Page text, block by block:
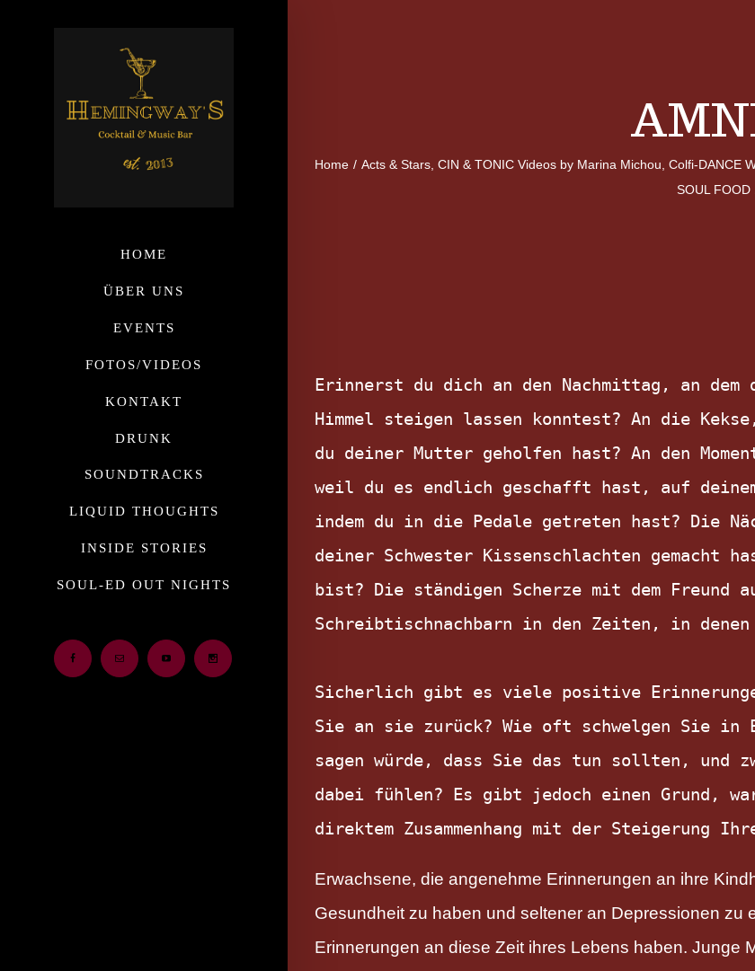
HOME
ÜBER UNS
EVENTS
FOTOS/VIDEOS
KONTAKT
DRUNK
SOUNDTRACKS
LIQUID THOUGHTS
INSIDE STORIES
SOUL-ED OUT NIGHTS
Facebook Email Youtube Instagram
Home / Acts & Stars CIN & TONIC Videos by Marina Michou Colfi-DANCE
SOUL FOOD
Erinnerst du dich an den Nachmittag, an dem
Himmel steigen lassen konntest? An die
du deiner Mutter geholfen hast? An den
weil du es endlich geschafft hast, auf
indem du in die Pedale getreten hast? Die
deiner Schwester Kissenschlachten gemacht
bist? Die ständigen Scherze mit dem Freund
Schreibtischnachbarn in den Zeiten, in
Sicherlich gibt es viele positive
Sie an sie zurück? Wie oft schwelgen Sie in
sagen würde, dass Sie das tun sollten, und
dabei fühlen? Es gibt jedoch einen Grund,
direktem Zusammenhang mit der Steigerung
Erwachsene, die angenehme Erinnerungen an ihre
Gesundheit zu haben und seltener an Depressionen zu
Erinnerungen an diese Zeit ihres Lebens haben. Junge